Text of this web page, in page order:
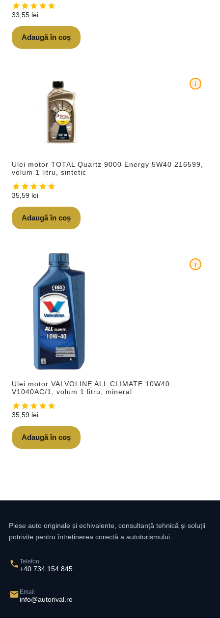
33,55 lei
Adaugă în coș
Ulei motor TOTAL Quartz 9000 Energy 5W40 216599,
volum 1 litru, sintetic
i
35,59 lei
Adaugă în coș
Ulei motor VALVOLINE ALL CLIMATE 10W40
V1040AC/1, volum 1 litru, mineral
i
35,59 lei
Adaugă în coș
Piese auto originale și echivalente, consultanță tehnică și soluții
potrivite pentru întreținerea corectă a autoturismului.
Telefon
+40 734 154 845
Email
info@autorival.ro